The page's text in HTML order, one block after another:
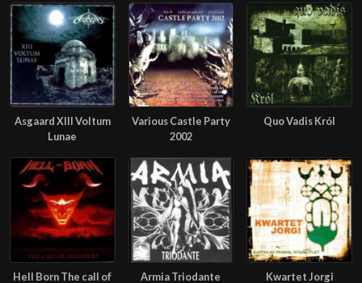
Asgaard XIII Voltum
Lunae
Various Castle Party
2002
Quo Vadis Król
Hell Born The call of Armia Triodante Kwartet Jorgi